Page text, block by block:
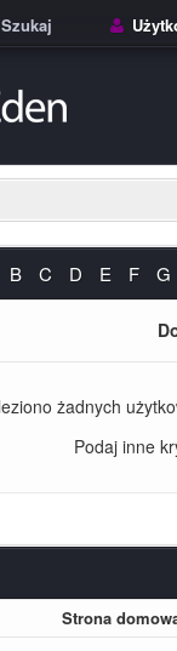
Szukaj
B C D E F G
żadnych
Podaj inne
Strona